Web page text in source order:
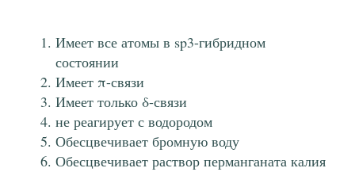
Имеет все атомы в sp3-гибридном
состоянии
Имеет π-связи
Имеет только δ-связи
не реагирует с водородом
Обесцвечивает бромную воду
Обесцвечивает раствор перманганата калия